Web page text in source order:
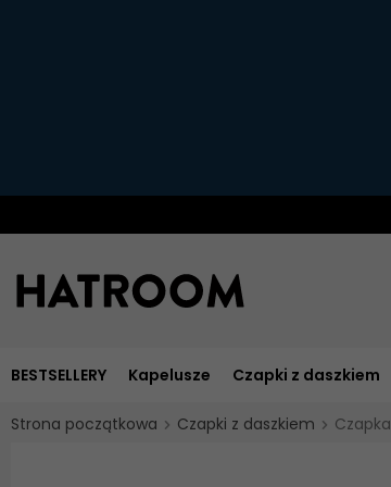
BESTSELLERY Kapelusze Czapki z daszkiem
Strona początkowa Czapki z daszkiem